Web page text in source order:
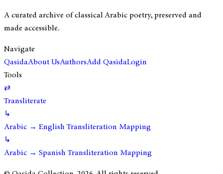
A curated archive of classical Arabic poetry, preserved and
made accessible.
Navigate
QasidaAbout UsAuthorsAdd QasidaLogin
Tools
⇄
Transliterate
↳
Arabic → English Transliteration Mapping
↳
Arabic → Spanish Transliteration Mapping